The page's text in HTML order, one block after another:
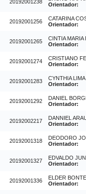
20192001238
Orientador:
20192001256
CATARINA
Orientador:
20192001265
CINTIA MARIA
Orientador:
20192001274
CRISTIANO
Orientador:
20192001283
CYNTHIA
Orientador:
20192001292
DANIEL
Orientador:
20192002217
DANNIEL
Orientador:
20192001318
DEODORO
Orientador:
20192001327
EDVALDO
Orientador:
20192001336
ELDER
Orientador: